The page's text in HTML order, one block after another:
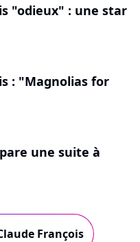
"odieux" : une star
: "Magnolias for
une suite à
François